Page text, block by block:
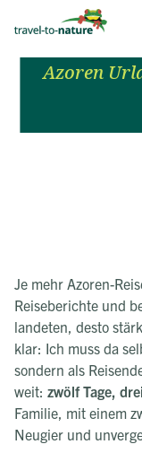
Azoren
Je mehr Azoren-
Reiseberichte und
landeten, desto
klar: Ich muss da
sondern als
weit: zwölf Tage,
Familie, mit einem
Neugier und